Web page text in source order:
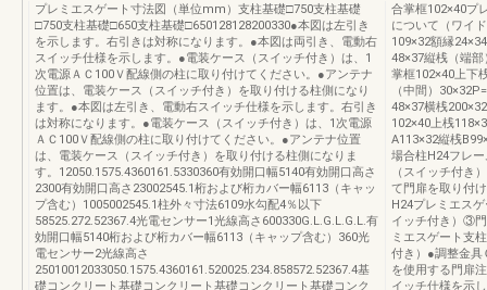
プレミエスゲート寸法図（単位mm）支柱基礎□750支柱基礎
□750支柱基礎□650支柱基礎□650128128200330●本図は左引き
を示します。右引きは対称になります。●本図は両引き、電動右
スイッチ仕様を示します。●電装ケース（スイッチ付き）は、1
次電源ＡＣ100Ｖ配線側の柱に取り付けてください。●アンテナ
位置は、電装ケース（スイッチ付き）を取り付ける柱側になり
ます。●本図は左引き、電動右スイッチ仕様を示します。右引き
は対称になります。●電装ケース（スイッチ付き）は、1次電源
ＡＣ100Ｖ配線側の柱に取り付けてください。●アンテナ位置
は、電装ケース（スイッチ付き）を取り付ける柱側になりま
す。12050.1575.4360161.5330360有効開口幅5140有効開口高さ
2300有効開口高さ23002545.1桁および桁カバー幅6113（キャッ
プ含む）1005002545.1柱外々寸法6109水勾配4％以下
58525.272.52367.4光電センサー1光線高さ600330G.L.G.L.G.L.有
効開口幅5140桁および桁カバー幅6113（キャップ含む）360光
電センサー2光線高さ
25010012033050.1575.4360161.520025.234.858572.52367.4基
礎コンクリート基礎コンクリート基礎コンクリート基礎コンク
合掌框102×40プ
について（ワイ
109×32額縁
48×37縦桟（端
掌框102×40上下
（中間）
48×37横桟
102×40上桟
A113×32縦桟
場合柱H24フレ
（スイッチ付き
て門扉を取り付
H24プレミエス
イッチ付き）③
ミエスゲート支
付き）●調整金具
を使用する門扉
イッチ仕様を示